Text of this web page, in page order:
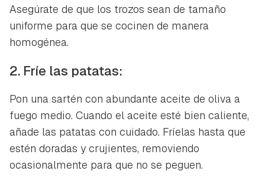
Asegúrate de que los trozos sean de tamaño
uniforme para que se cocinen de manera
homogénea.
2. Fríe las patatas:
Pon una sartén con abundante aceite de oliva a
fuego medio. Cuando el aceite esté bien caliente,
añade las patatas con cuidado. Fríelas hasta que
estén doradas y crujientes, removiendo
ocasionalmente para que no se peguen.